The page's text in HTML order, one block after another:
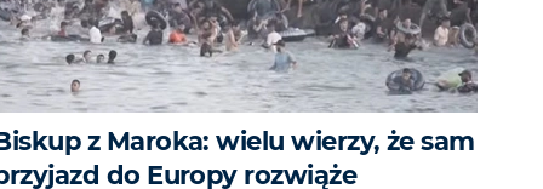
z Maroka: wielu wierzy, że sam
do Europy rozwiąże